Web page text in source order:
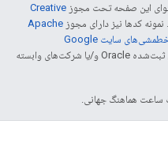
این صفحه تحت مجوز Creative
کدها نیز دارای مجوز Apache
خطمشی‌های سایت Google
مراجعه کنید. جاوا علامت تجاری ثبت‌شده Oracle و/یا شرکت‌های وابسته